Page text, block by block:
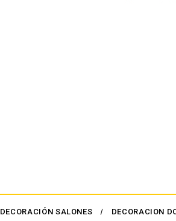
DECORACIÓN SALONES DECORACION